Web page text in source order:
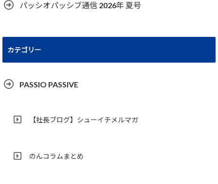
パッシオパッシブ通信 2026年 夏号
カテゴリー
PASSIO PASSIVE
【社長ブログ】シューイチメルマガ
のんコラムまとめ